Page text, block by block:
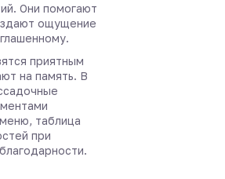
Они помогают
ощущение
приятным
на память. В
таблица
при